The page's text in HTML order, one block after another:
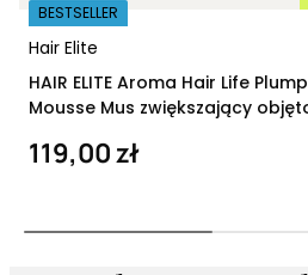
Hair Elite
BESTSELLER
HAIR ELITE Aroma Hair Life
Mousse Mus zwiększający
119,00 zł